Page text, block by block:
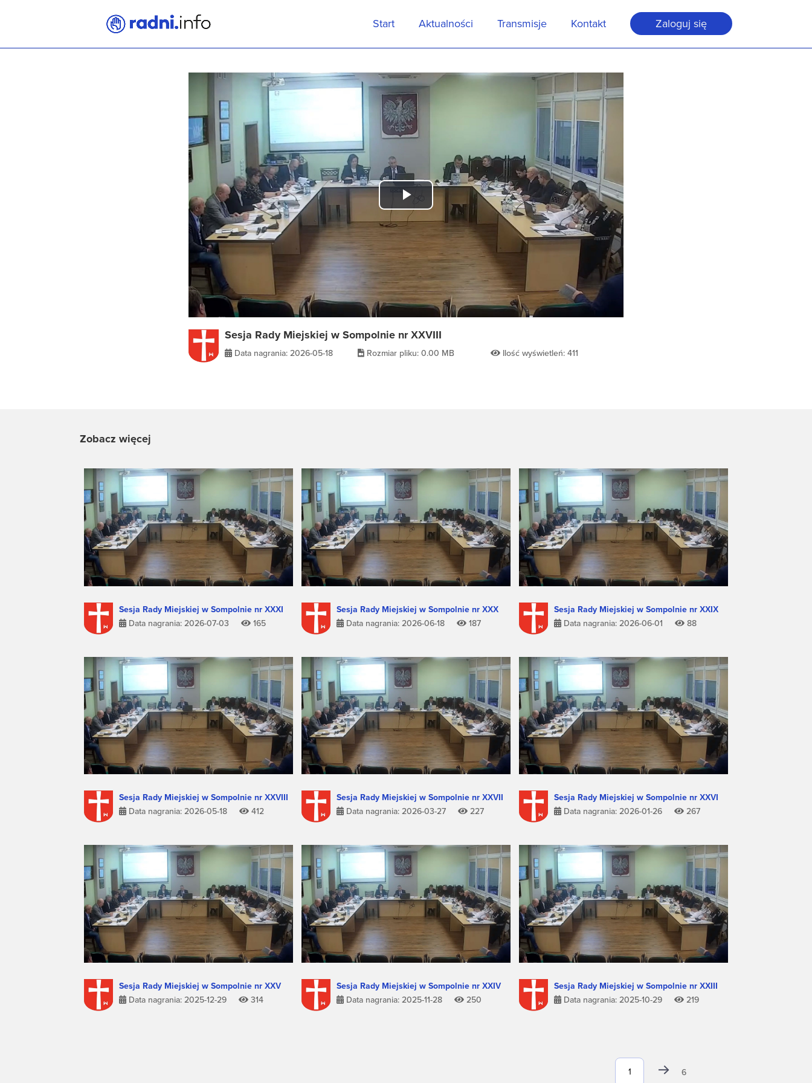
Start Aktualności Transmisje Kontakt Zaloguj się
Play
Video
Sesja Rady Miejskiej w Sompolnie nr XXVIII
Data nagrania: 2026-05-18 Rozmiar pliku: 0.00 MB Ilość wyświetleń: 411
Zobacz więcej
Sesja Rady Miejskiej w Sompolnie nr XXXI
Data nagrania: 2026-07-03
165
Sesja Rady Miejskiej w Sompolnie nr XXX
Data nagrania: 2026-06-18
187
Sesja Rady Miejskiej w Sompolnie nr XXIX
Data nagrania: 2026-06-01
88
Sesja Rady Miejskiej w Sompolnie nr XXVIII
Data nagrania: 2026-05-18
412
Sesja Rady Miejskiej w Sompolnie nr XXVII
Data nagrania: 2026-03-27
227
Sesja Rady Miejskiej w Sompolnie nr XXVI
Data nagrania: 2026-01-26
267
Sesja Rady Miejskiej w Sompolnie nr XXV
Data nagrania: 2025-12-29
314
Sesja Rady Miejskiej w Sompolnie nr XXIV
Data nagrania: 2025-11-28
250
Sesja Rady Miejskiej w Sompolnie nr XXIII
Data nagrania: 2025-10-29
219
6